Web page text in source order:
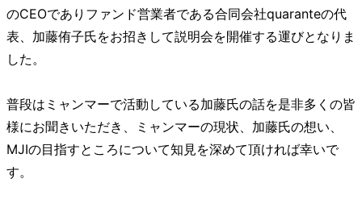
のCEOでありファンド営業者である合同会社quaranteの代
表、加藤侑子氏をお招きして説明会を開催する運びとなりま
した。
普段はミャンマーで活動している加藤氏の話を是非多くの皆
様にお聞きいただき、ミャンマーの現状、加藤氏の想い、
MJIの目指すところについて知見を深めて頂ければ幸いで
す。